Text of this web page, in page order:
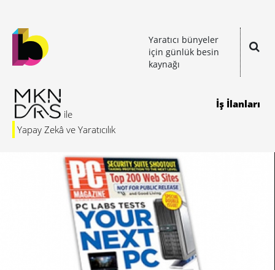
Yaratıcı bünyeler
için günlük besin
kaynağı
Yapay Zekâ ve Yaratıcılık
İş İlanları